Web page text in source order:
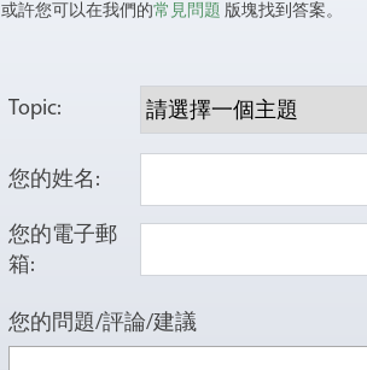
或許您可以在我們的常見問題 版塊找到答案。
Topic:
您的姓名:
您的電子郵
箱:
您的問題/評論/建議